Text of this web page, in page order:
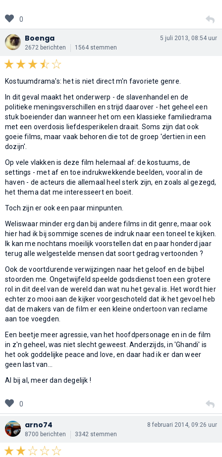
0
Boenga
2672 berichten 1564 stemmen
5 juli 2013, 08:54 uur
Kostuumdrama's: het is niet direct m'n favoriete genre.
In dit geval maakt het onderwerp - de slavenhandel en de
politieke meningsverschillen en strijd daarover - het geheel een
stuk boeiender dan wanneer het om een klassieke familiedrama
met een overdosis liefdesperikelen draait. Soms zijn dat ook
goeie films, maar vaak behoren die tot de groep 'dertien in een
dozijn'.
Op vele vlakken is deze film helemaal af: de kostuums, de
settings - met af en toe indrukwekkende beelden, vooral in de
haven - de acteurs die allemaal heel sterk zijn, en zoals al gezegd,
het thema dat me interesseert en boeit.
Toch zijn er ook een paar minpunten.
Weliswaar minder erg dan bij andere films in dit genre, maar ook
hier had ik bij sommige scenes de indruk naar een toneel te kijken.
Ik kan me nochtans moeilijk voorstellen dat en paar honderd jaar
terug alle welgestelde mensen dat soort gedrag vertoonden ?
Ook de voortdurende verwijzingen naar het geloof en de bijbel
stoorden me. Ongetwijfeld speelde godsdienst toen een grotere
rol in dit deel van de wereld dan wat nu het geval is. Het wordt hier
echter zo mooi aan de kijker voorgeschoteld dat ik het gevoel heb
dat de makers van de film er een kleine ondertoon van reclame
aan toe voegden.
Een beetje meer agressie, van het hoofdpersonage en in de film
in z'n geheel, was niet slecht geweest. Anderzijds, in 'Ghandi' is
het ook goddelijke peace and love, en daar had ik er dan weer
geen last van...
Al bij al, meer dan degelijk !
0
arno74
8700 berichten 3342 stemmen
8 februari 2014, 09:26 uur